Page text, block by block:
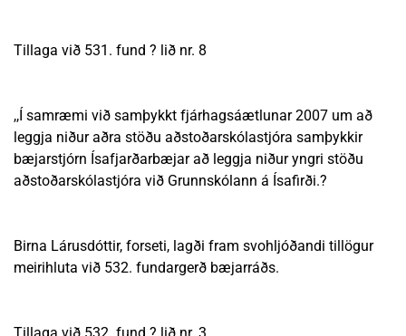
Tillaga við 531. fund ? lið nr. 8
,,Í samræmi við samþykkt fjárhagsáætlunar 2007 um að
leggja niður aðra stöðu aðstoðarskólastjóra samþykkir
bæjarstjórn Ísafjarðarbæjar að leggja niður yngri stöðu
aðstoðarskólastjóra við Grunnskólann á Ísafirði.?
Birna Lárusdóttir, forseti, lagði fram svohljóðandi tillögur
meirihluta við 532. fundargerð bæjarráðs.